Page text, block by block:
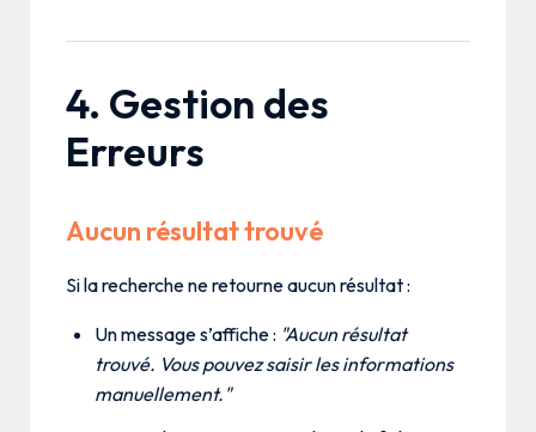
4. Gestion des
Erreurs
Aucun résultat trouvé
Si la recherche ne retourne aucun résultat :
Un message s’affiche : "Aucun résultat
trouvé. Vous pouvez saisir les informations
manuellement."